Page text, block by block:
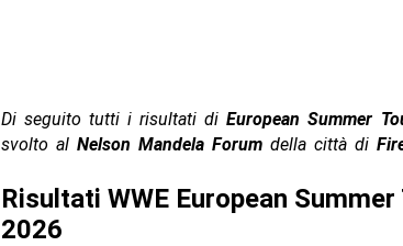
Di seguito tutti i risultati diEuropean Summer
svolto al Nelson Mandela Forumdella città di
Risultati WWE European
2026